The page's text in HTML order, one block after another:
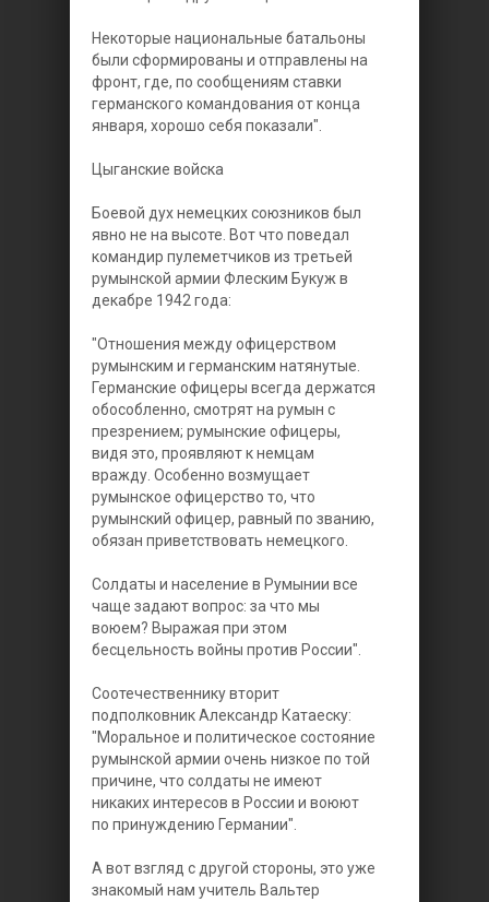
Некоторые национальные батальоны
были сформированы и отправлены на
фронт, где, по сообщениям ставки
германского командования от конца
января, хорошо себя показали".
Цыганские войска
Боевой дух немецких союзников был
явно не на высоте. Вот что поведал
командир пулеметчиков из третьей
румынской армии Флеским Букуж в
декабре 1942 года:
"Отношения между офицерством
румынским и германским натянутые.
Германские офицеры всегда держатся
обособленно, смотрят на румын с
презрением; румынские офицеры,
видя это, проявляют к немцам
вражду. Особенно возмущает
румынское офицерство то, что
румынский офицер, равный по званию,
обязан приветствовать немецкого.
Солдаты и население в Румынии все
чаще задают вопрос: за что мы
воюем? Выражая при этом
бесцельность войны против России".
Соотечественнику вторит
подполковник Александр Катаеску:
"Моральное и политическое состояние
румынской армии очень низкое по той
причине, что солдаты не имеют
никаких интересов в России и воюют
по принуждению Германии".
А вот взгляд с другой стороны, это уже
знакомый нам учитель Вальтер